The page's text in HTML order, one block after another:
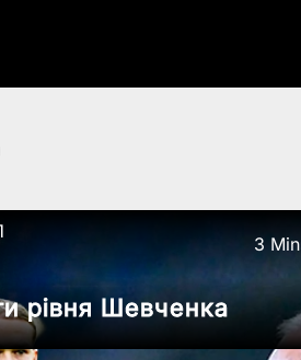
3
рівня Шевченка